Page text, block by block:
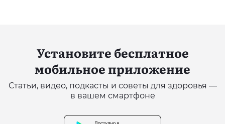
Установите бесплатное
мобильное приложение
Статьи, видео, подкасты и советы для здоровья —
в вашем смартфоне